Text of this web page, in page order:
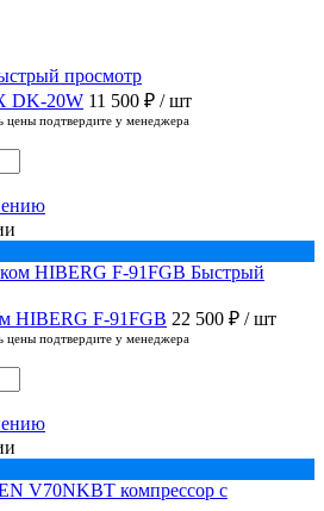
просмотр
DK-20W 11 500 ₽ / шт
цены подтвердите у менеджера
Быстрый
HIBERG F-91FGB 22 500 ₽ / шт
цены подтвердите у менеджера